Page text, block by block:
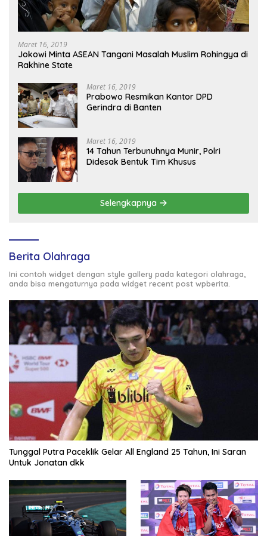
Maret 16, 2019
Jokowi Minta ASEAN Tangani Masalah Muslim Rohingya di
Rakhine State
Maret 16, 2019
Prabowo Resmikan Kantor DPD
Gerindra di Banten
Maret 16, 2019
14 Tahun Terbunuhnya Munir, Polri
Didesak Bentuk Tim Khusus
Selengkapnya
Berita Olahraga
Ini contoh widget dengan style gallery pada kategori olahraga,
anda bisa mengaturnya pada widget recent post wpberita.
Tunggal Putra Paceklik Gelar All England 25 Tahun, Ini Saran
Untuk Jonatan dkk